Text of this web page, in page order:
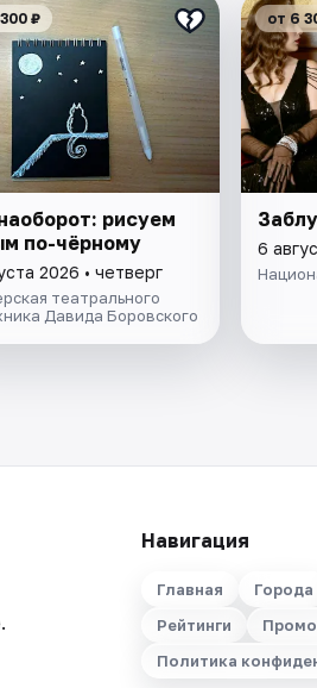
₽
рисуем
по-чёрному
2026 • четверг
театрального
Давида Боровского
от 6
6
Навигация
Главная Города
Рейтинги
Политика